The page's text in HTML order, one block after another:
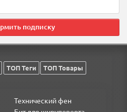
подписку
ТОП Теги
ТОП Товары
Технический фен